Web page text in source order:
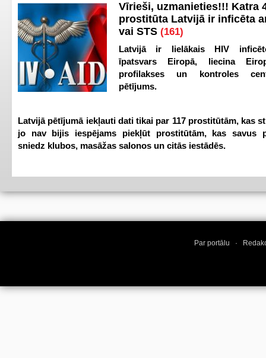
Vīrieši, uzmanieties!!! Katra
prostitūta Latvijā ir inficēta
vai STS (161)
Latvijā ir lielākais HIV
īpatsvars Eiropā, liecina
profilakses un kontroles
pētījums.
Latvijā pētījumā iekļauti dati tikai par 117 prostitūtām, kas
jo nav bijis iespējams piekļūt prostitūtām, kas savus
sniedz klubos, masāžas salonos un citās iestādēs.
Par portālu ·